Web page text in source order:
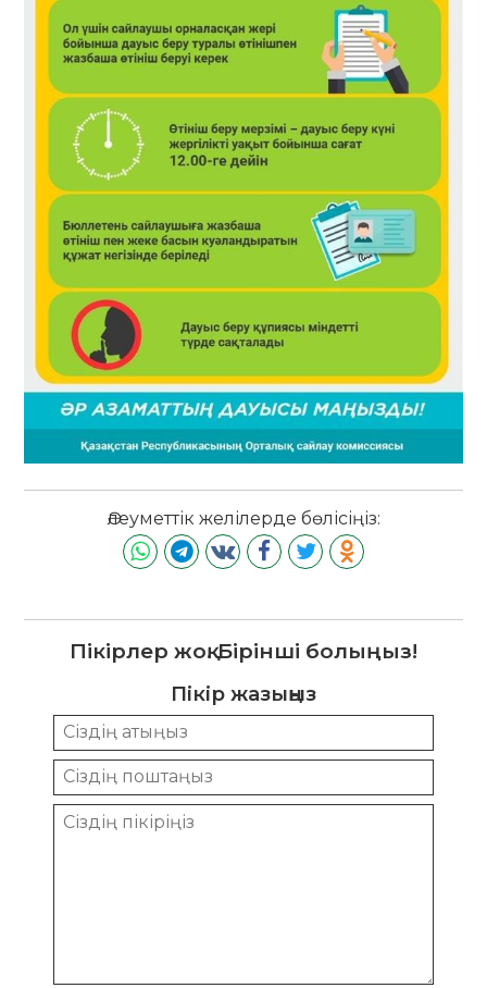
Әлеуметтік желілерде бөлісіңіз:
Пікірлер жоқ. Бірінші болыңыз!
Пікір жазыңыз